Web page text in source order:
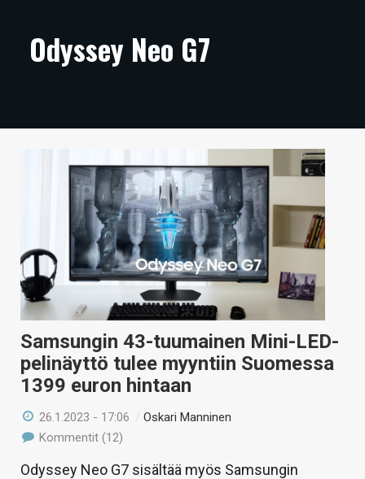
ARTIKKELIT
TECHBBS
VAIHDA TEEMA
HAKU
Odyssey Neo G7
Samsungin 43-tuumainen Mini-LED-
pelinäyttö tulee myyntiin Suomessa
1399 euron hintaan
26.1.2023 - 17:06 /Oskari Manninen
Kommentit (12)
Odyssey Neo G7 sisältää myös Samsungin